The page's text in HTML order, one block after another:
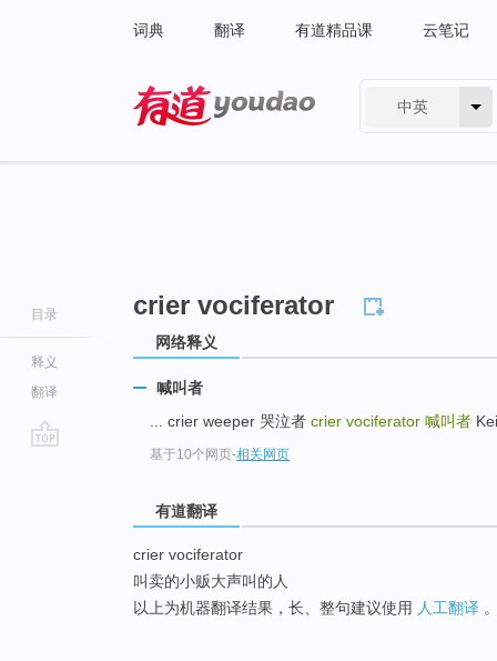
词典 翻译 有道精品课 云笔记
中英
目录
释义
翻译
crier vociferator
网络释义
喊叫者
... crier weeper 哭泣者 crier vociferator 喊叫者
基于10个网页-相关网页
有道翻译
crier vociferator
叫卖的小贩大声叫的人
以上为机器翻译结果，长、整句建议使用 人工翻译